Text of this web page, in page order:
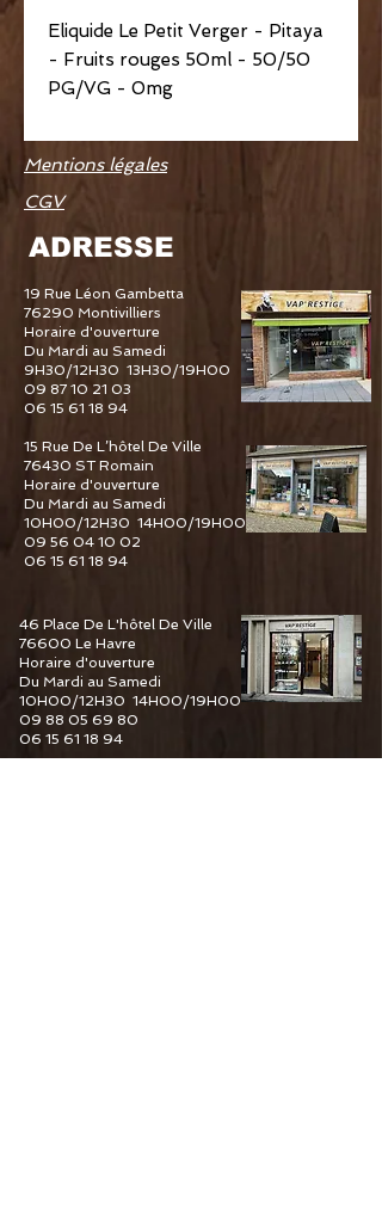
Eliquide Le Petit Verger - Pitaya
- Fruits rouges 50ml - 50/50
PG/VG - 0mg
Mentions légales
CGV
ADRESSE
19 Rue Léon Gambetta
76290 Montivilliers
Horaire d'ouverture
Du Mardi au Samedi
9H30/12H30 13H30/19H00
09 87 10 21 03
06 15 61 18 94
15 Rue De L’hôtel De Ville
76430 ST Romain
Horaire d'ouverture
Du Mardi au Samedi
10H00/12H30 14H00/19H00
09 56 04 10 02
06 15 61 18 94
46 Place De L'hôtel De Ville
76600 Le Havre
Horaire d'ouverture
Du Mardi au Samedi
10H00/12H30 14H00/19H00
09 88 05 69 80
06 15 61 18 94